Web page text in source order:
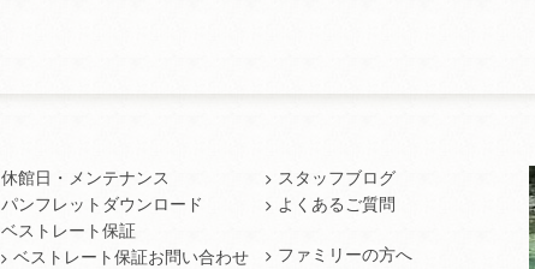
休館日・メンテナンス
パンフレットダウンロード
ベストレート保証
ベストレート保証お問い合わせ
スタッフブログ
よくあるご質問
ファミリーの方へ